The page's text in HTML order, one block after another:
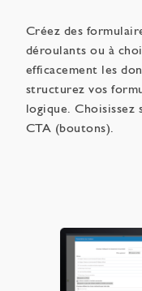
Créez des
déroulants ou à
efficacement les
structurez vos
logique. Choisissez
CTA (boutons).